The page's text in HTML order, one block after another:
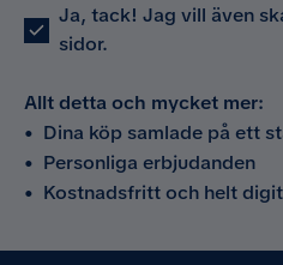
Ja, tack! Jag vill även
sidor.
Allt detta och mycket mer:
• Dina köp samlade på ett
• Personliga erbjudanden
• Kostnadsfritt och helt